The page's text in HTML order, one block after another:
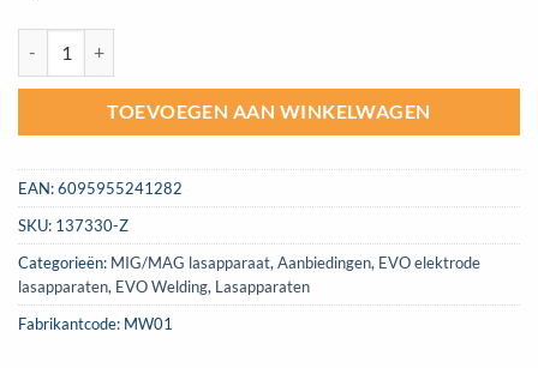
€ 299,00.
€ 222,00.
TOEVOEGEN AAN WINKELWAGEN
EAN:6095955241282
SKU: 137330-Z
Categorieën: MIG/MAG lasapparaat,Aanbiedingen, EVO elektrode
lasapparaten, EVO Welding, Lasapparaten
Fabrikantcode: MW01